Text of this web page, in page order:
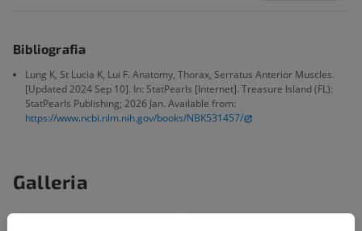
Bibliografia
Lung K, St Lucia K, Lui F. Anatomy, Thorax, Serratus Anterior Muscles.
[Updated 2024 Sep 10]. In: StatPearls [Internet]. Treasure Island (FL):
StatPearls Publishing; 2026 Jan. Available from:
https://www.ncbi.nlm.nih.gov/books/NBK531457/
Galleria